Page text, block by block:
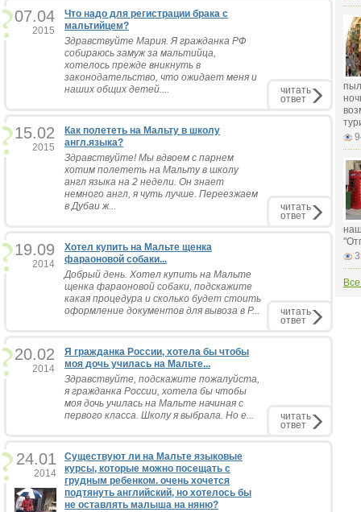
07.04
2015
Что надо для регистрации брака с
мальтийцем?
Здравствуйте Мария. Я гражданка РФ
собираюсь замуж за мальтийца,
хотелось прежде вникнуть в
законодательство, что ожидает меня и
наших общих детей....
читать
ответ
15.02
2015
Как полететь на Мальту в школу
англ.языка?
Здравствуйте! Мы вдвоем с парнем
хотим полететь на Мальту в школу
англ языка на 2 недели. Он знает
немного англ, я чуть лучше. Переезжаем
в Дубаи ж...
читать
ответ
19.09
2014
Хотел купить на Мальте щенка
фараоновой собаки...
Добрый день. Хотел купить на Мальте
щенка фараоновой собаки, подскажите
какая процедура и сколько будет стоить
оформление документов для вывоза в Р...
читать
ответ
20.02
2014
Я гражданка России, хотела бы чтобы
моя дочь училась на Мальте...
Здравствуйте, подскажите пожалуйста,
я гражданка России, хотела бы чтобы
моя дочь училась на Мальте начиная с
первого класса. Школу я выбрала. Но е...
читать
ответ
24.01
2014
Существуют ли на Мальте языковые
курсы, которые можно посещать с
грудным ребенком. очень хочется
подтянуть английский, но хотелось бы
не оставлять малыша на няню?